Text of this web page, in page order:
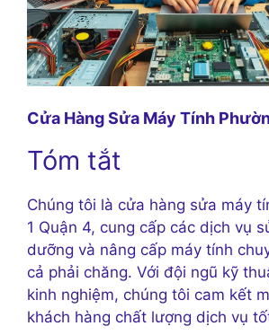
Cửa Hàng Sửa Máy Tính
Tóm tắt
Chúng tôi là cửa hàng sửa máy
1 Quận 4, cung cấp các dịch vụ
dưỡng và nâng cấp máy tính
cả phải chăng. Với đội ngũ kỹ
kinh nghiệm, chúng tôi cam kết
khách hàng chất lượng dịch vụ